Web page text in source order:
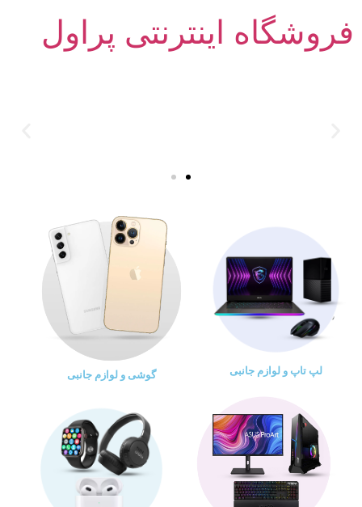
فروشگاه اینترنتی پراول
لپ تاپ و لوازم جانبی گوشی و لوازم جانبی